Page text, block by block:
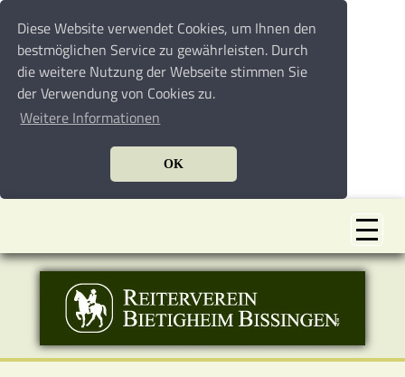
Diese Website verwendet Cookies, um Ihnen den
bestmöglichen Service zu gewährleisten. Durch
die weitere Nutzung der Webseite stimmen Sie
der Verwendung von Cookies zu.
Weitere Informationen
OK